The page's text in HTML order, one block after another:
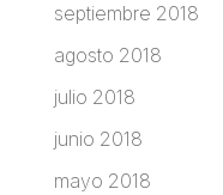
septiembre 2018
agosto 2018
julio 2018
junio 2018
mayo 2018